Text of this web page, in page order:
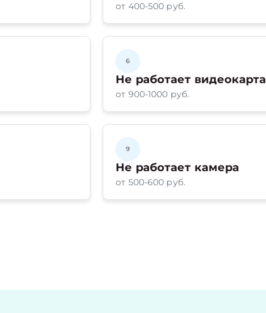
от 400-500 руб.
6
Не работает видеокарта
от 900-1000 руб.
9
Не работает камера
от 500-600 руб.